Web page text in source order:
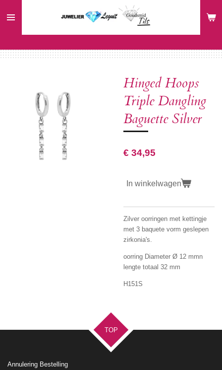
direct
hoofdinhoud
Hinged Hoops
Triple Dangling
Baguette Silver
€ 34,95
In winkelwagen
Zilver oorringen met kettingje
met 3 baquete vorm geslepen
zirkonia's.
oorring Diameter Ø 12 mmn
lengte totaal 32 mm
H151S
TOP
Annulering Bestelling